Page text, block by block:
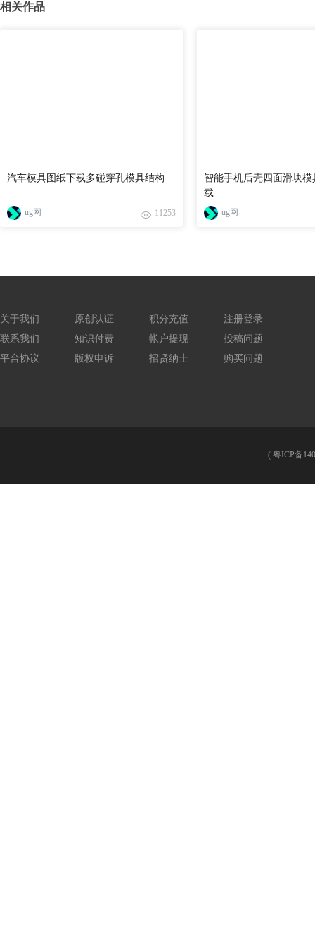
相关作品
汽车模具图纸下载多碰穿孔模具结构
ug网 11253
智能手机后壳四面滑块
载
ug网
关于我们
联系我们
平台协议
原创认证
知识付费
版权申诉
积分充值
帐户提现
招贤纳士
注册登录
投稿问题
购买问题
( 粤ICP备